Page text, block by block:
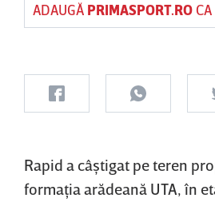
ADAUGĂ PRIMASPORT.RO
Rapid a câştigat pe teren
formaţia arădeană UTA, în